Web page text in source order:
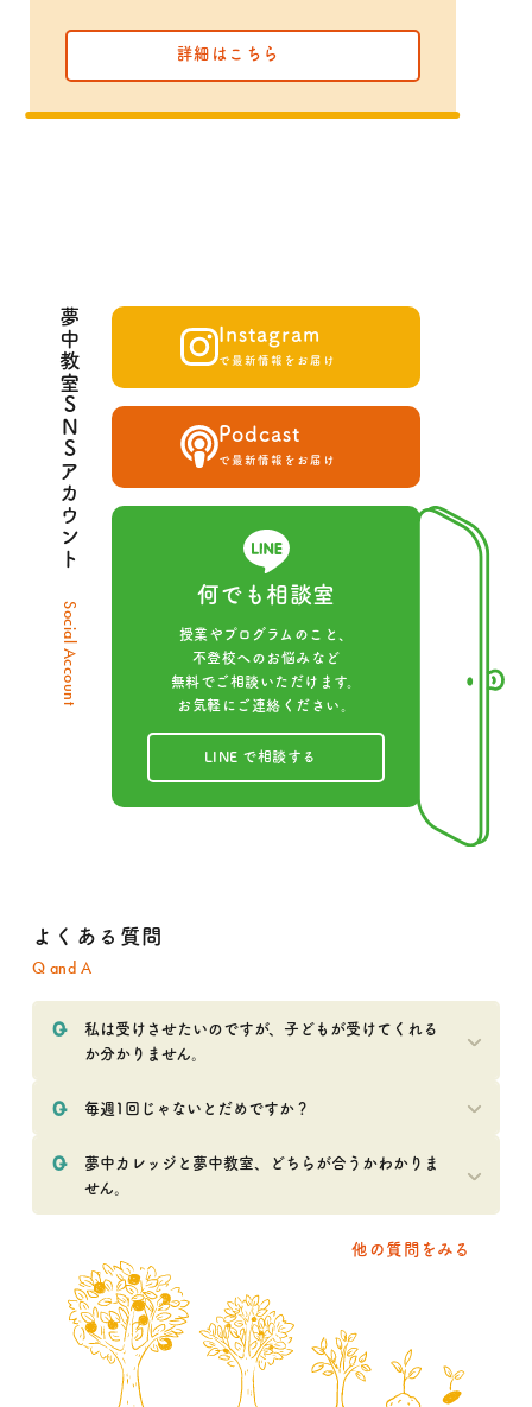
詳細はこちら
夢中教室SNSアカウント
Social Account
Instagram
で最新情報をお届け
Podcast
で最新情報をお届け
何でも相談室
授業やプログラムのこと、
不登校へのお悩みなど
無料でご相談いただけます。
お気軽にご連絡ください。
LINE で相談する
よくある質問
Q and A
私は受けさせたいのですが、子どもが受けてくれる
か分かりません。
毎週1回じゃないとだめですか？
夢中カレッジと夢中教室、どちらが合うかわかりま
せん。
他の質問をみる